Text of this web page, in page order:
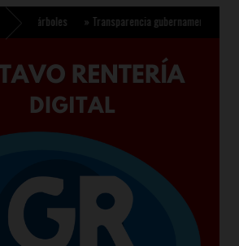
Transparencia gubernamental se fortalece con